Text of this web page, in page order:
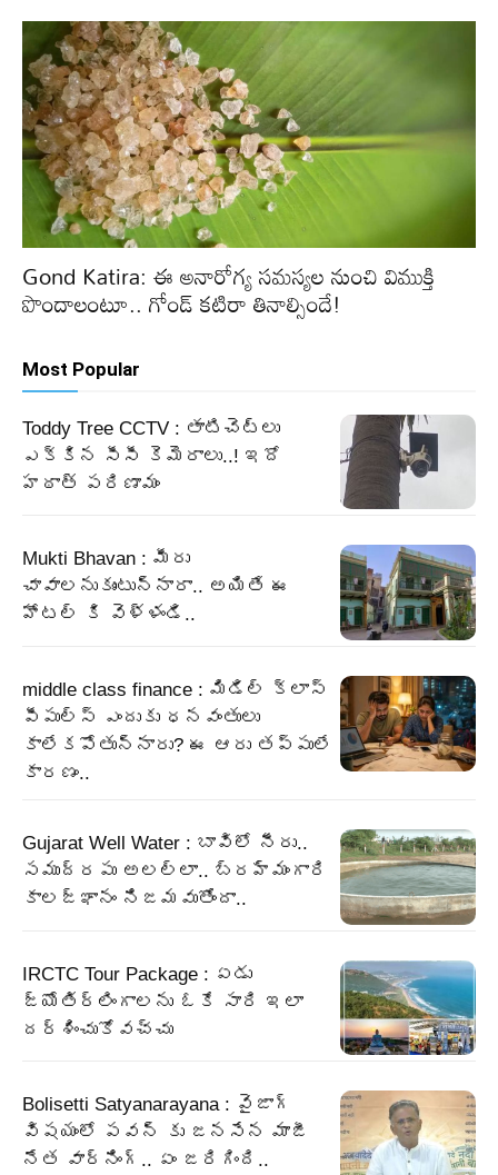
Gond Katira: ఈ అనారోగ్య సమస్యల నుంచి విముక్తి
పొందాలంటూ.. గోండ్ కటిరా తినాల్సిందే!
Most Popular
Toddy Tree CCTV : తాటిచెట్లు
ఎక్కిన సీసీ కెమెరాలు..! ఇదో
హఠాత్ పరిణామం
Mukti Bhavan : మీరు
చావాలనుకుంటున్నారా.. అయితే ఈ
హోటల్ కి వెళ్ళండి..
middle class finance : మిడిల్ క్లాస్
పీపుల్స్ ఎందుకు ధనవంతులు
కాలేకపోతున్నారు? ఈ ఆరు తప్పులే
కారణం..
Gujarat Well Water : బావిలో నీరు..
సముద్రపు అలల్లా.. బ్రహ్మంగారి
కాలజ్ఞానం నిజమవుతోందా..
IRCTC Tour Package : ఏడు
జ్యోతిర్లింగాలను ఓకే సారి ఇలా
దర్శించుకోవచ్చు
Bolisetti Satyanarayana : వైజాగ్
విషయంలో పవన్ కు జనసేన మాజీ
నేత వార్నింగ్.. ఏం జరిగింది..